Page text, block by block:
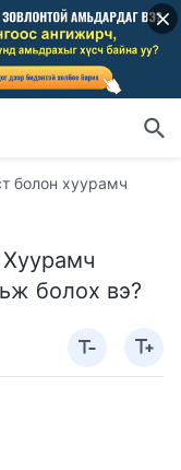
болон хуурамч
болох вэ?